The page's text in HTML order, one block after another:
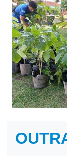
Previous